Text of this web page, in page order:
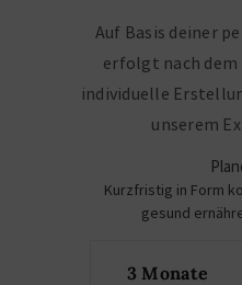
Auf Basis deiner
erfolgt nach
individuelle
unserem
Kurzfristig in Form
gesund
3 Monate